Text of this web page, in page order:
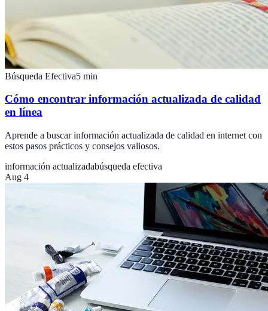
Búsqueda Efectiva5 min
Cómo encontrar información actualizada de calidad
en línea
Aprende a buscar información actualizada de calidad en internet con
estos pasos prácticos y consejos valiosos.
información actualizadabúsqueda efectiva
Aug 4